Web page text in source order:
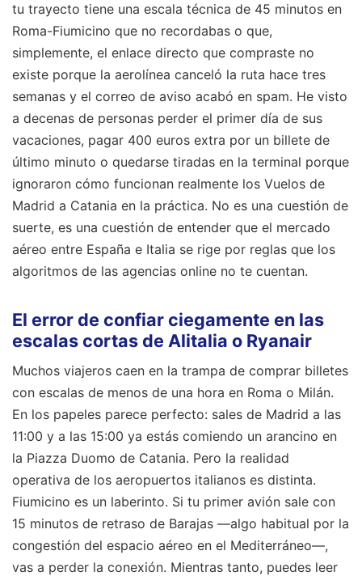
tu trayecto tiene una escala técnica de 45 minutos en
Roma-Fiumicino que no recordabas o que,
simplemente, el enlace directo que compraste no
existe porque la aerolínea canceló la ruta hace tres
semanas y el correo de aviso acabó en spam. He visto
a decenas de personas perder el primer día de sus
vacaciones, pagar 400 euros extra por un billete de
último minuto o quedarse tiradas en la terminal porque
ignoraron cómo funcionan realmente los Vuelos de
Madrid a Catania en la práctica. No es una cuestión de
suerte, es una cuestión de entender que el mercado
aéreo entre España e Italia se rige por reglas que los
algoritmos de las agencias online no te cuentan.
El error de confiar ciegamente en las
escalas cortas de Alitalia o Ryanair
Muchos viajeros caen en la trampa de comprar billetes
con escalas de menos de una hora en Roma o Milán.
En los papeles parece perfecto: sales de Madrid a las
11:00 y a las 15:00 ya estás comiendo un arancino en
la Piazza Duomo de Catania. Pero la realidad
operativa de los aeropuertos italianos es distinta.
Fiumicino es un laberinto. Si tu primer avión sale con
15 minutos de retraso de Barajas —algo habitual por la
congestión del espacio aéreo en el Mediterráneo—,
vas a perder la conexión. Mientras tanto, puedes leer